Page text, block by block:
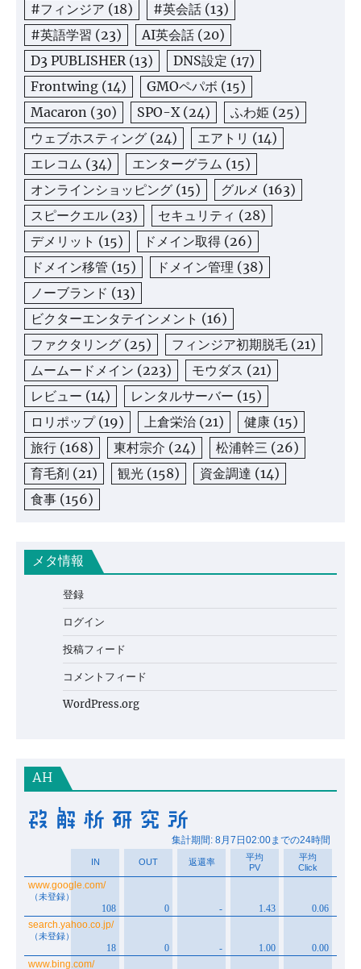
#フィンジア (18) #英会話 (13)
#英語学習 (23) AI英会話 (20)
D3 PUBLISHER(13) DNS設定 (17)
Frontwing (14) GMOペパボ (15)
Macaron (30) SPO-X(24) ふわ姫 (25)
ウェブホスティング (24) エアトリ (14)
エレコム (34) エンターグラム (15)
オンラインショッピング (15) グルメ (163)
スピークエル (23) セキュリティ (28)
デメリット (15) ドメイン取得 (26)
ドメイン移管 (15) ドメイン管理 (38)
ノーブランド (13)
ビクターエンタテインメント (16)
ファクタリング (25) フィンジア初期脱毛 (21)
ムームードメイン (223) モウダス (21)
レビュー (14) レンタルサーバー (15)
ロリポップ(19) 上倉栄治 (21) 健康 (15)
旅行 (168) 東村宗介 (24) 松浦幹三 (26)
育毛剤 (21) 観光 (158) 資金調達 (14)
食事 (156)
メタ情報
登録
ログイン
投稿フィード
コメントフィード
WordPress.org
AH